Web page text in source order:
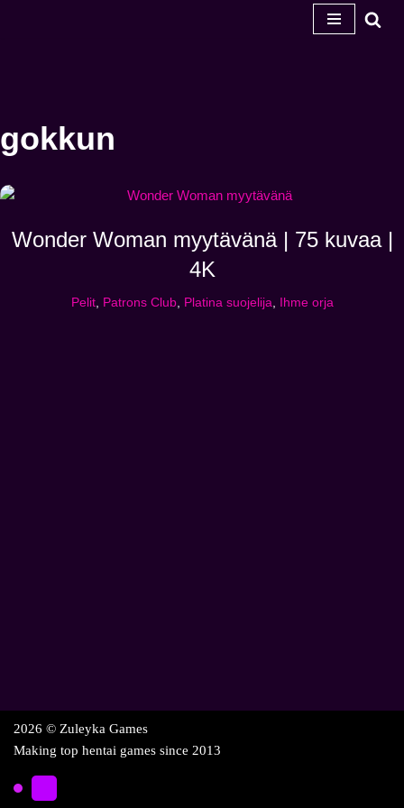
gokkun
Wonder Woman myytävänä | 75 kuvaa |
4K
Pelit, Patrons Club, Platina suojelija, Ihme orja
2026 © Zuleyka Games
Making top hentai games since 2013